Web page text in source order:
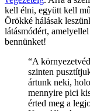
kell élni, együtt kell
Örökké hálásak
látásmódért,
bennünket!
“A
szinten
ártunk neki,
mennyire pici
érted meg a